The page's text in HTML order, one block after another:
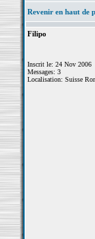
Revenir en haut de
Filipo
Inscrit le: 24 Nov 2006
Messages: 3
Localisation: Suisse